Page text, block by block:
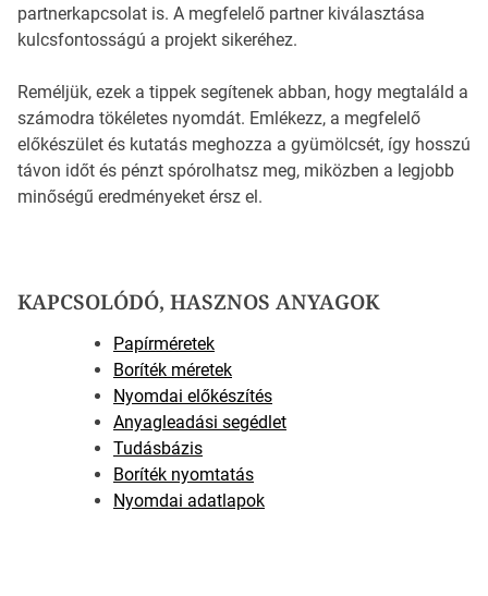
partnerkapcsolat is. A megfelelő partner kiválasztása
kulcsfontosságú a projekt sikeréhez.
Reméljük, ezek a tippek segítenek abban, hogy megtaláld a
számodra tökéletes nyomdát. Emlékezz, a megfelelő
előkészület és kutatás meghozza a gyümölcsét, így hosszú
távon időt és pénzt spórolhatsz meg, miközben a legjobb
minőségű eredményeket érsz el.
KAPCSOLÓDÓ, HASZNOS ANYAGOK
Papírméretek
Boríték méretek
Nyomdai előkészítés
Anyagleadási segédlet
Tudásbázis
Boríték nyomtatás
Nyomdai adatlapok